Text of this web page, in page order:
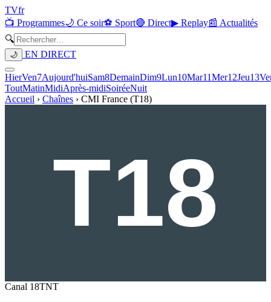
TVfr
📺 Programmes🌙 Ce soir⚽ Sport🔴 Direct▶ Replay📰 Actualités
🔍
🌙 EN DIRECT
HierVen7Aujourd'huiSam8DemainDim9Lun10Mar11Mer12Jeu13
ToutMatinMidiAprès-midiSoiréeNuit
Accueil › Chaînes › CMI France (T18)
Canal 18TNT